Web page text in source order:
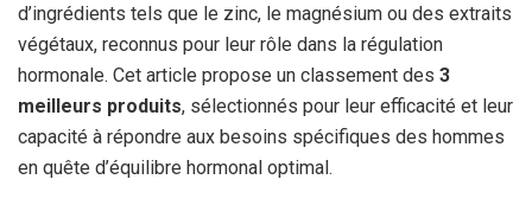
d’ingrédients tels que le zinc, le magnésium ou des extraits
végétaux, reconnus pour leur rôle dans la régulation
hormonale. Cet article propose un classement des 3
meilleurs produits, sélectionnés pour leur efficacité et leur
capacité à répondre aux besoins spécifiques des hommes
en quête d’équilibre hormonal optimal.